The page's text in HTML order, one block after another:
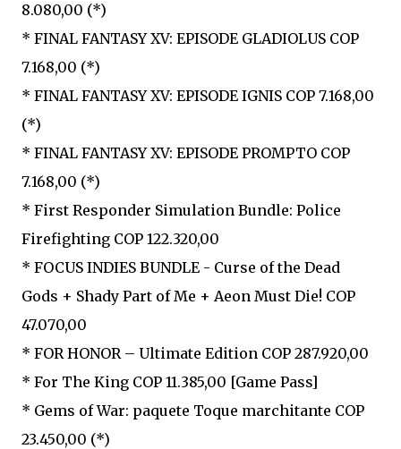
8.080,00 (*)
* FINAL FANTASY XV: EPISODE GLADIOLUS COP
7.168,00 (*)
* FINAL FANTASY XV: EPISODE IGNIS COP 7.168,00
(*)
* FINAL FANTASY XV: EPISODE PROMPTO COP
7.168,00 (*)
* First Responder Simulation Bundle: Police
Firefighting COP 122.320,00
* FOCUS INDIES BUNDLE - Curse of the Dead
Gods + Shady Part of Me + Aeon Must Die! COP
47.070,00
* FOR HONOR – Ultimate Edition COP 287.920,00
* For The King COP 11.385,00 [Game Pass]
* Gems of War: paquete Toque marchitante COP
23.450,00 (*)